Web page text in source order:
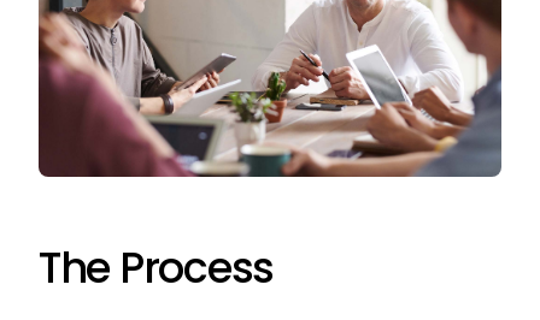
The Process